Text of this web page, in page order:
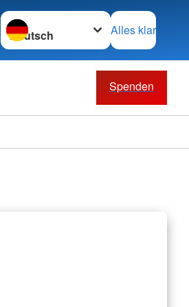
Sprache wechseln zu
Alles klar
Spenden